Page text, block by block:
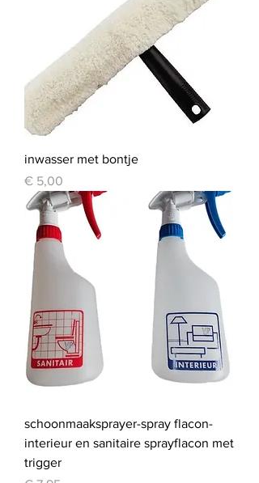
inwasser met bontje
Prijs
€ 5,00
schoonmaaksprayer-spray flacon-
interieur en sanitaire sprayflacon met
trigger